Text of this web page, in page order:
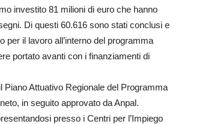
investito 81 milioni di euro che hanno
Di questi 60.616 sono stati conclusi e
il lavoro all’interno del programma
portato avanti con i finanziamenti di
Piano Attuativo Regionale del Programma
in seguito approvato da Anpal.
presso i Centri per l’Impiego